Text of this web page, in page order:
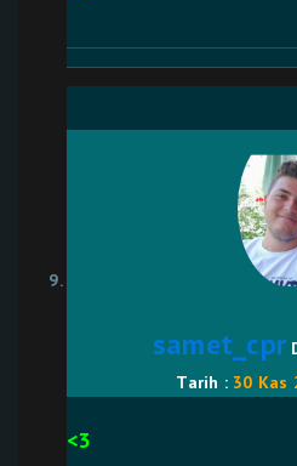
samet_cpr
Tarih : 30 Kas
<3